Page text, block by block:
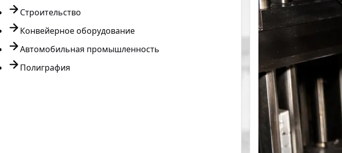
Строительство
Конвейерное оборудование
Автомобильная промышленность
Полиграфия